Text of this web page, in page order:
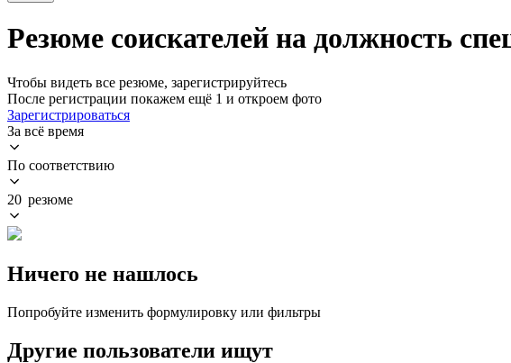
Резюме соискателей на должность
Чтобы видеть все резюме, зарегистрируйтесь
После регистрации покажем ещё 1 и откроем фото
Зарегистрироваться
За всё время
По соответствию
20 резюме
Ничего не нашлось
Попробуйте изменить формулировку или фильтры
Другие пользователи ищут